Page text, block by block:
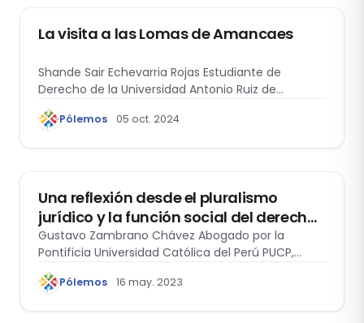
La visita a las Lomas de Amancaes
Shande Sair Echevarria Rojas Estudiante de
Derecho de la Universidad Antonio Ruiz de
Montoya…
Pólemos 05 oct. 2024
Una reflexión desde el pluralismo
jurídico y la función social del derecho
para explicar brevemente la (semi)
autonomía de las comunidades
campesinas y nativas en Perú
Gustavo Zambrano Chávez Abogado por la
Pontificia Universidad Católica del Perú PUCP,
Master en…
Pólemos 16 may. 2023